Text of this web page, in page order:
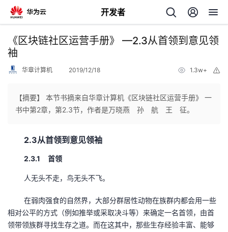
开发者
返
回
发
《区块链社区运营手册》 —2.3从首领到意见领
袖
华章计算机 2019/12/18 1.3w+
【摘要】 本节书摘来自华章计算机《区块链社区运营手册》 一
书中第2章，第2.3节，作者是万晓燕 孙 航 王 征。
2.3从首领到意见领袖
2.3.1 首领
人无头不走，鸟无头不飞。
在弱肉强食的自然界，大部分群居性动物在族群内都会用一些
相对公平的方式（例如推举或采取决斗等）来确定一名首领，由首
领带领族群寻找生存之道。而在这其中，那些生存经验丰富、能够